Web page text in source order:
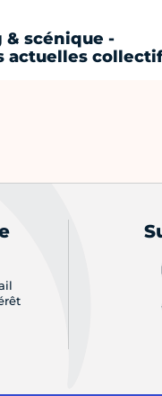
& scénique -
actuelles